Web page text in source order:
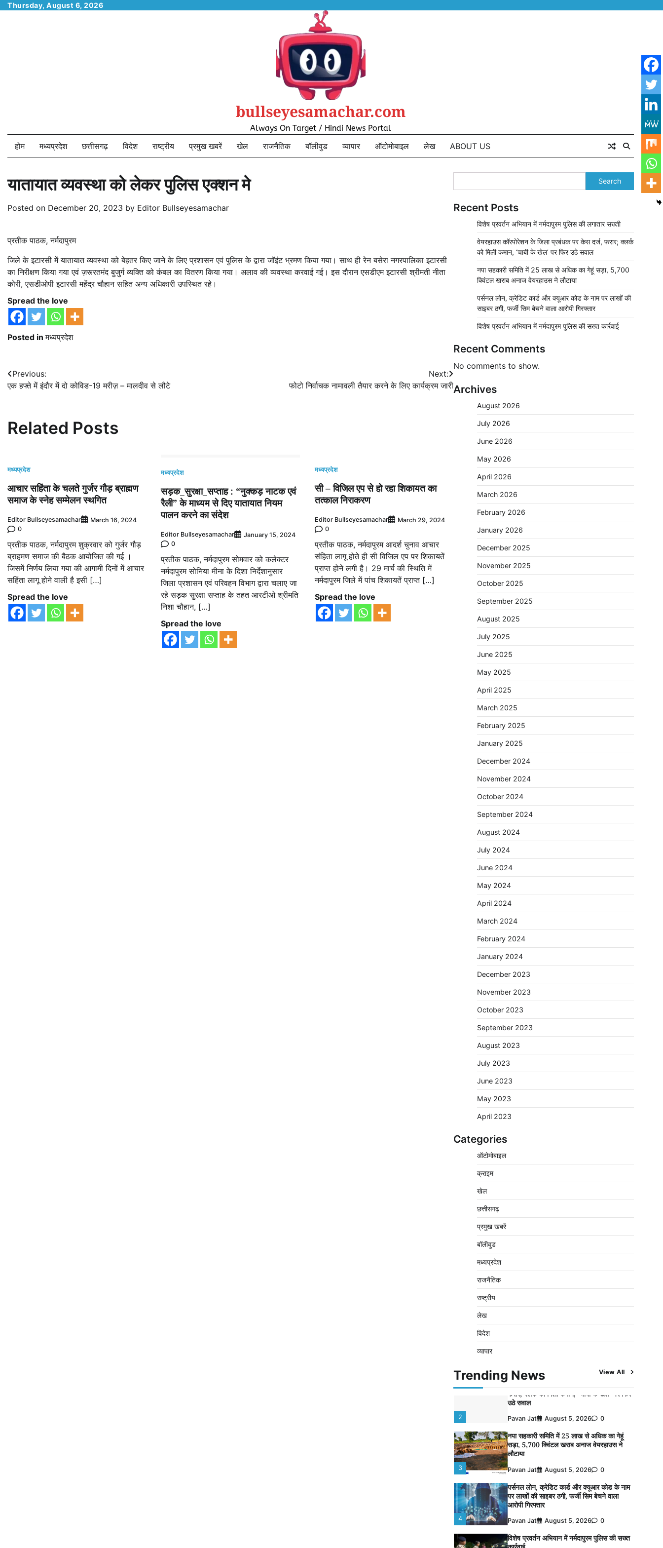
SkipThursday, August 6, 2026
bullseyesamachar.com
Always On Target / Hindi News Portal
होम मध्यप्रदेश छत्तीसगढ़ विदेश राष्ट्रीय प्रमुख खबरें खेल राजनैतिक बॉलीवुड व्यापार ऑटोमोबाइल लेख ABOUT US
यातायात व्यवस्था को लेकर पुलिस एक्शन मे
Posted on December 20, 2023 by Editor Bullseyesamachar
प्रतीक पाठक, नर्मदापुरम
जिले के इटारसी में यातायात व्यवस्था को बेहतर किए जाने के लिए प्रशासन एवं पुलिस के द्वारा जॉइंट भ्रमण किया गया। साथ ही रेन बसेरा नगरपालिका इटारसी
का निरीक्षण किया गया एवं ज़रूरतमंद बुजुर्ग व्यक्ति को कंबल का वितरण किया गया। अलाव की व्यवस्था करवाई गई। इस दौरान एसडीएम इटारसी श्रीमती नीता
कोरी, एसडीओपी इटारसी महेंद्र चौहान सहित अन्य अधिकारी उपस्थित रहे।
Spread the love
Posted inमध्यप्रदेश
Post
navigation
Previous:
एक हफ्ते में इंदौर में दो कोविड-19 मरीज़ – मालदीव से लौटे
Next:
फोटो निर्वाचक नामावली तैयार करने के लिए कार्यक्रम जारी
Related Posts
मध्यप्रदेश
आचार सहिंता के चलते गुर्जर गौड़ ब्राह्मण
समाज के स्नेह सम्मेलन स्थगित
Editor Bullseyesamachar
March 16, 2024
0
प्रतीक पाठक, नर्मदापुरम शुक्रवार को गुर्जर गौड़
ब्राहमण समाज की बैठक आयोजित की गई ।
जिसमें निर्णय लिया गया की आगामी दिनों में आचार
सहिंता लागू होने वाली है इसी […]
Spread the love
मध्यप्रदेश
सड़क_सुरक्षा_सप्ताह : “नुक्कड़ नाटक एवं
रैली” के माध्यम से दिए यातायात नियम
पालन करने का संदेश
Editor Bullseyesamachar
January 15, 2024
0
प्रतीक पाठक, नर्मदापुरम सोमवार को कलेक्टर
नर्मदापुरम सोनिया मीना के दिशा निर्देशानुसार
जिला प्रशासन एवं परिवहन विभाग द्वारा चलाए जा
रहे सड़क सुरक्षा सप्ताह के तहत आरटीओ श्रीमति
निशा चौहान, […]
Spread the love
मध्यप्रदेश
सी – विजिल एप से हो रहा शिकायत का
तत्काल निराकरण
Editor Bullseyesamachar
March 29, 2024
0
प्रतीक पाठक, नर्मदापुरम आदर्श चुनाव आचार
संहिता लागू होते ही सी विजिल एप पर शिकायतें
प्राप्त होने लगी है। 29 मार्च की स्थिति में
नर्मदापुरम जिले में पांच शिकायतें प्राप्त […]
Spread the love
Search
Recent Posts
विशेष प्रवर्तन अभियान में नर्मदापुरम पुलिस की लगातार सख्ती
वेयरहाउस कॉरपोरेशन के जिला प्रबंधक पर केस दर्ज, फरार; क्लर्क
को मिली कमान, ‘चाबी के खेल’ पर फिर उठे सवाल
नपा सहकारी समिति में 25 लाख से अधिक का गेहूं सड़ा, 5,700
क्विंटल खराब अनाज वेयरहाउस ने लौटाया
पर्सनल लोन, क्रेडिट कार्ड और क्यूआर कोड के नाम पर लाखों की
साइबर ठगी, फर्जी सिम बेचने वाला आरोपी गिरफ्तार
विशेष प्रवर्तन अभियान में नर्मदापुरम पुलिस की सख्त कार्रवाई
Recent Comments
No comments to show.
Archives
August 2026
July 2026
June 2026
May 2026
April 2026
March 2026
February 2026
January 2026
December 2025
November 2025
October 2025
September 2025
August 2025
July 2025
June 2025
May 2025
April 2025
March 2025
February 2025
January 2025
December 2024
November 2024
October 2024
September 2024
August 2024
July 2024
June 2024
May 2024
April 2024
March 2024
February 2024
January 2024
December 2023
November 2023
October 2023
September 2023
August 2023
July 2023
June 2023
May 2023
April 2023
Categories
ऑटोमोबाइल
क्राइम
खेल
छत्तीसगढ़
प्रमुख खबरें
बॉलीवुड
मध्यप्रदेश
राजनैतिक
राष्ट्रीय
लेख
विदेश
व्यापार
Trending News View All
उठे सवाल
Pavan Jat August 5, 2026 0
नपा सहकारी समिति में 25 लाख से अधिक का गेहूं
लौटाया
कार्रवाई
Pavan Jat August 5, 2026 0
विशेष प्रवर्तन अभियान में नर्मदापुरम पुलिस की
0
2
फरार; क्लर्क को मिली कमान, ‘चाबी के खेल’ पर फिर
उठे सवाल
Pavan Jat August 5, 2026 0
3
नपा सहकारी समिति में 25 लाख से अधिक का गेहूं
सड़ा, 5,700 क्विंटल खराब अनाज वेयरहाउस ने
लौटाया
Pavan Jat August 5, 2026 0
4
पर्सनल लोन, क्रेडिट कार्ड और क्यूआर कोड के नाम
पर लाखों की साइबर ठगी, फर्जी सिम बेचने वाला
आरोपी गिरफ्तार
Pavan Jat August 5, 2026 0
विशेष प्रवर्तन अभियान में नर्मदापुरम पुलिस की सख्त